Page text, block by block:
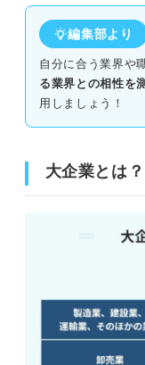
編集部より
自分に合う業界や
る業界との相性を
用しましょう！
大企業とは
②部署によって労
③分業されている
大企業や中小企
究しよう